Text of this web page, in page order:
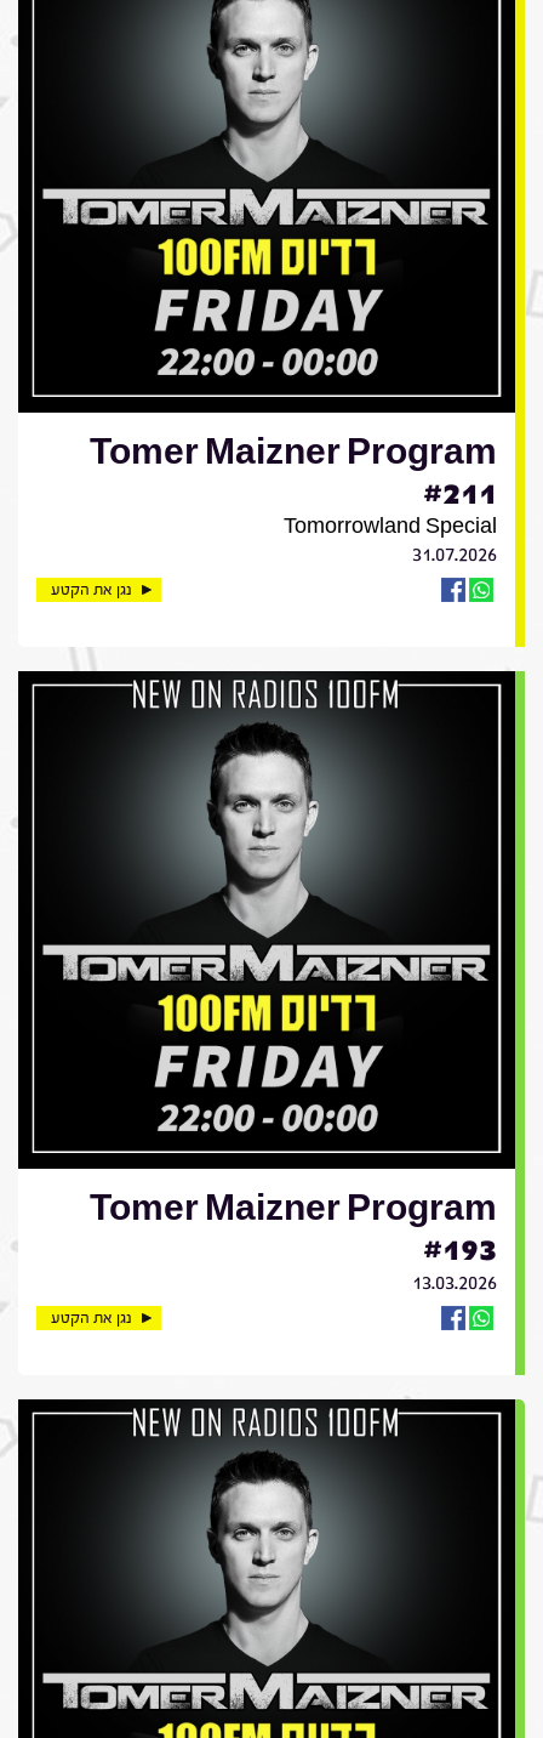
Tomer Maizner Program
#211
Tomorrowland Special
31.07.2026
נגן את הקטע
Tomer Maizner Program
#193
13.03.2026
נגן את הקטע